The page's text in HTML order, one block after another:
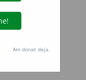
Am donat deja.